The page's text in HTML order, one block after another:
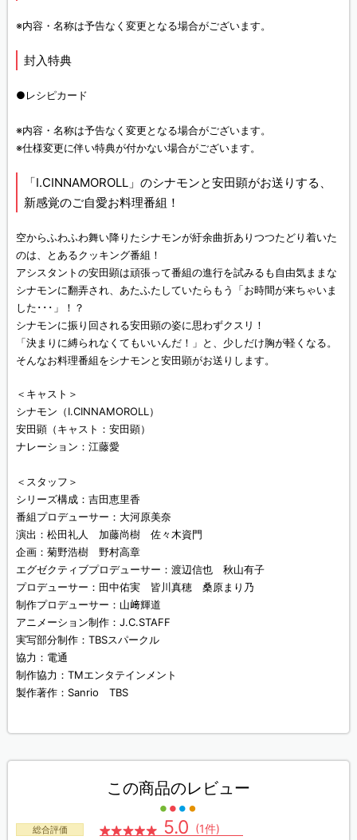
※内容・名称は予告なく変更となる場合がございます。
封入特典
●レシピカード
※内容・名称は予告なく変更となる場合がございます。
※仕様変更に伴い特典が付かない場合がございます。
「I.CINNAMOROLL」のシナモンと安田顕がお送りする、
新感覚のご自愛お料理番組！
空からふわふわ舞い降りたシナモンが紆余曲折ありつつたどり着いた
のは、とあるクッキング番組！
アシスタントの安田顕は頑張って番組の進行を試みるも自由気ままな
シナモンに翻弄され、あたふたしていたらもう「お時間が来ちゃいま
した･･･」！？
シナモンに振り回される安田顕の姿に思わずクスリ！
「決まりに縛られなくてもいいんだ！」と、少しだけ胸が軽くなる。
そんなお料理番組をシナモンと安田顕がお送りします。
＜キャスト＞
シナモン（I.CINNAMOROLL）
安田顕（キャスト：安田顕）
ナレーション：江藤愛
＜スタッフ＞
シリーズ構成：吉田恵里香
番組プロデューサー：大河原美奈
演出：松田礼人 加藤尚樹 佐々木資門
企画：菊野浩樹 野村高章
エグゼクティブプロデューサー：渡辺信也 秋山有子
プロデューサー：田中佑実 皆川真穂 桑原まり乃
制作プロデューサー：山﨑輝道
アニメーション制作：J.C.STAFF
実写部分制作：TBSスパークル
協力：電通
制作協力：TMエンタテインメント
製作著作：Sanrio TBS
この商品のレビュー
総合評価 5.0 (1件)